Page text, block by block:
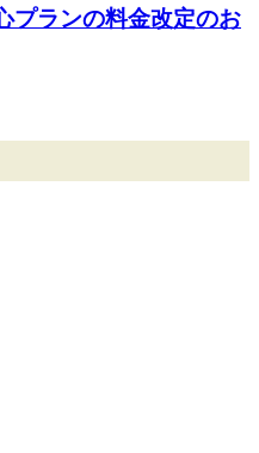
プランの料金改定のお